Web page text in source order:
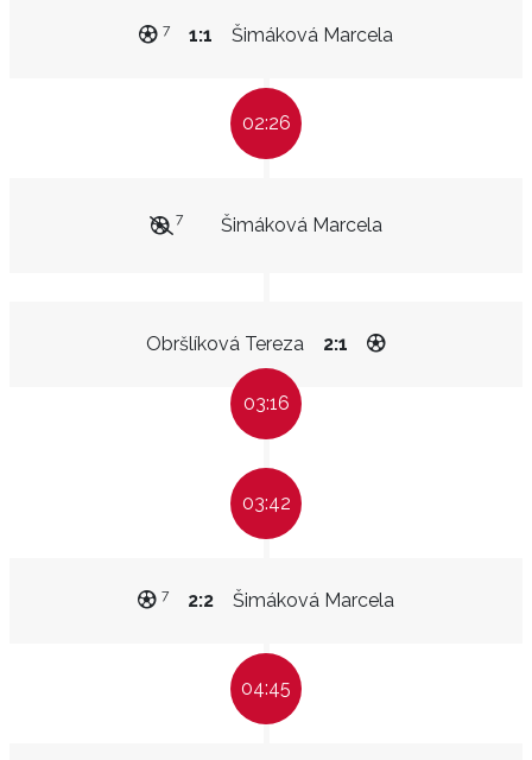
Šimáková Marcela
1:1
7
02:26
Šimáková Marcela
7
Obršlíková Tereza 2:1
03:16
03:42
Šimáková Marcela
2:2
7
04:45